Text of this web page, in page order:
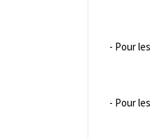
- Pour
- Pour